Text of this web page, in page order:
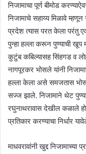
निजामाचा पूर्ण बीमोड
निजामाचे सहाय्य मिळावे म्हणून
प्रदेश त्यास परत केला परंतु
पुन्हा हल्ला करून पुण्याची खूप
कुटुंब कबिल्यासह सिंहगड व
नागपूरकर भोसले यांनी
हल्ला केला असे समजतास
सज्ज झाले. निजामाने थेट
रघुनाथरावास देखील कळाले
प्रतिकार करण्याचा निर्धार
माधवरावांनी खुद्द निजामाच्या